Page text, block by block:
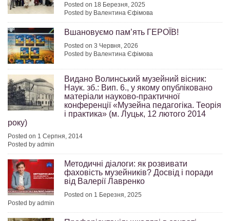
Posted on 18 Березня, 2025
Posted by Валентина Єфімова
Вшановуємо пам’ять ГЕРОЇВ!
Posted on 3 Червня, 2026
Posted by Валентина Єфімова
Видано Волинський музейний вісник:
Наук. зб.: Вип. 6., у якому опубліковано
матеріали науково-практичної
конференції «Музейна педагогіка. Теорія
і практика» (м. Луцьк, 12 лютого 2014
року)
Posted on 1 Серпня, 2014
Posted by admin
Методичні діалоги: як розвивати
фаховість музейників? Досвід і поради
від Валерії Лавренко
Posted on 1 Березня, 2025
Posted by admin